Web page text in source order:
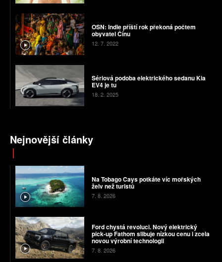
OSN: Indie příští rok překoná počtem
obyvatel Čínu
12. 7. 2022
Sériová podoba elektrického sedanu Kia
EV4 je tu
18. 2. 2025
Nejnovější články
Na Tobago Cays potkáte víc mořských
želv než turistů
7. 8. 2026
Ford chystá revoluci. Nový elektrický
pick-up Fathom slibuje nízkou cenu i zcela
novou výrobní technologii
7. 8. 2026